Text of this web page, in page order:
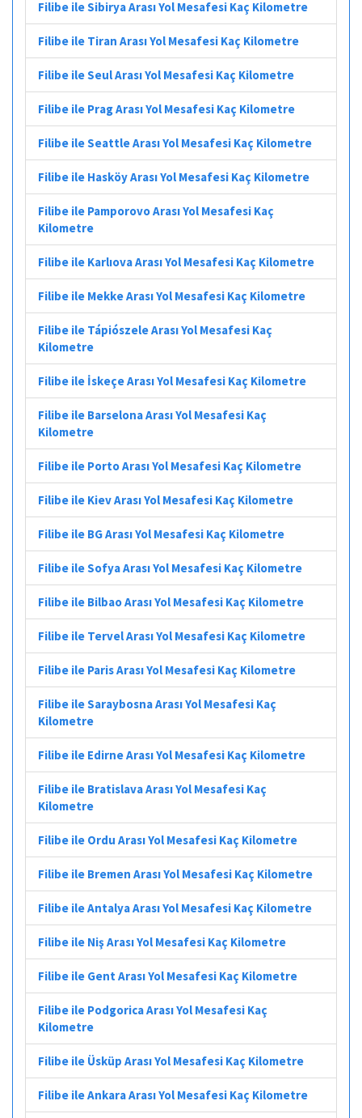
Filibe ile Sibirya Arası Yol Mesafesi Kaç Kilometre
Filibe ile Tiran Arası Yol Mesafesi Kaç Kilometre
Filibe ile Seul Arası Yol Mesafesi Kaç Kilometre
Filibe ile Prag Arası Yol Mesafesi Kaç Kilometre
Filibe ile Seattle Arası Yol Mesafesi Kaç Kilometre
Filibe ile Hasköy Arası Yol Mesafesi Kaç Kilometre
Filibe ile Pamporovo Arası Yol Mesafesi Kaç
Kilometre
Filibe ile Karlıova Arası Yol Mesafesi Kaç Kilometre
Filibe ile Mekke Arası Yol Mesafesi Kaç Kilometre
Filibe ile Tápiószele Arası Yol Mesafesi Kaç
Kilometre
Filibe ile İskeçe Arası Yol Mesafesi Kaç Kilometre
Filibe ile Barselona Arası Yol Mesafesi Kaç
Kilometre
Filibe ile Porto Arası Yol Mesafesi Kaç Kilometre
Filibe ile Kiev Arası Yol Mesafesi Kaç Kilometre
Filibe ile BG Arası Yol Mesafesi Kaç Kilometre
Filibe ile Sofya Arası Yol Mesafesi Kaç Kilometre
Filibe ile Bilbao Arası Yol Mesafesi Kaç Kilometre
Filibe ile Tervel Arası Yol Mesafesi Kaç Kilometre
Filibe ile Paris Arası Yol Mesafesi Kaç Kilometre
Filibe ile Saraybosna Arası Yol Mesafesi Kaç
Kilometre
Filibe ile Edirne Arası Yol Mesafesi Kaç Kilometre
Filibe ile Bratislava Arası Yol Mesafesi Kaç
Kilometre
Filibe ile Ordu Arası Yol Mesafesi Kaç Kilometre
Filibe ile Bremen Arası Yol Mesafesi Kaç Kilometre
Filibe ile Antalya Arası Yol Mesafesi Kaç Kilometre
Filibe ile Niş Arası Yol Mesafesi Kaç Kilometre
Filibe ile Gent Arası Yol Mesafesi Kaç Kilometre
Filibe ile Podgorica Arası Yol Mesafesi Kaç
Kilometre
Filibe ile Üsküp Arası Yol Mesafesi Kaç Kilometre
Filibe ile Ankara Arası Yol Mesafesi Kaç Kilometre